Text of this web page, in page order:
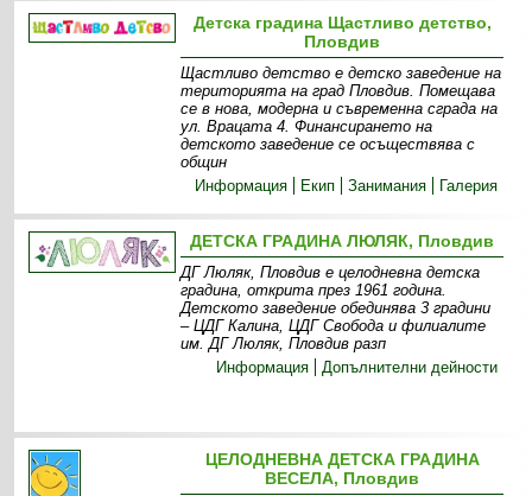
Детска градина Щастливо детство,
Пловдив
Щастливо детство е детско заведение на
територията на град Пловдив. Помещава
се в нова, модерна и съвременна сграда на
ул. Врацата 4. Финансирането на
детското заведение се осъществява с
общин
Информация
Екип Занимания Галерия
ДЕТСКА ГРАДИНА ЛЮЛЯК, Пловдив
ДГ Люляк, Пловдив е целодневна детска
градина, открита през 1961 година.
Детското заведение обединява 3 градини
– ЦДГ Калина, ЦДГ Свобода и филиалите
им. ДГ Люляк, Пловдив разп
Информация
Допълнителни дейности
ЦЕЛОДНЕВНА ДЕТСКА ГРАДИНА
ВЕСЕЛА, Пловдив